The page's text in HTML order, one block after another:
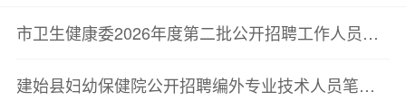
市卫生健康委2026年度第二批公开招聘工作人员面试公告
建始县妇幼保健院公开招聘编外专业技术人员笔试成绩公告